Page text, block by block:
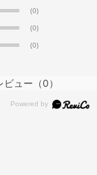
(0)
(0)
(0)
ビュー （0）